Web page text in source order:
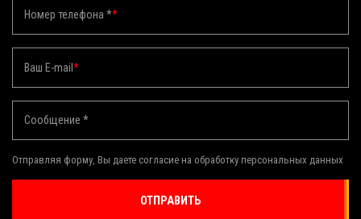
Номер телефона **
Ваш E-mail *
Сообщение *
Отправляя форму, Вы даете согласие на обработку персональных данных
ОТПРАВИТЬ